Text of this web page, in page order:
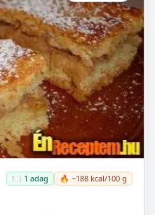
🍽️ 1 adag 🔥 ~188 kcal/100 g